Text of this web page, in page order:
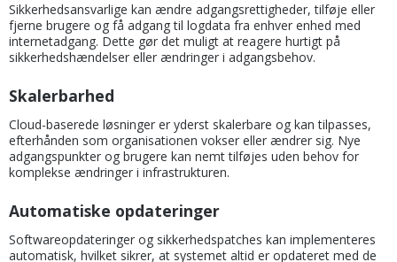
Sikkerhedsansvarlige kan ændre adgangsrettigheder, tilføje eller
fjerne brugere og få adgang til logdata fra enhver enhed med
internetadgang. Dette gør det muligt at reagere hurtigt på
sikkerhedshændelser eller ændringer i adgangsbehov.
Skalerbarhed
Cloud-baserede løsninger er yderst skalerbare og kan tilpasses,
efterhånden som organisationen vokser eller ændrer sig. Nye
adgangspunkter og brugere kan nemt tilføjes uden behov for
komplekse ændringer i infrastrukturen.
Automatiske opdateringer
Softwareopdateringer og sikkerhedspatches kan implementeres
automatisk, hvilket sikrer, at systemet altid er opdateret med de